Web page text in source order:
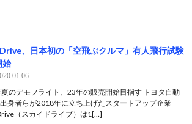
、日本初の「空飛ぶクルマ」有人飛行試験
始
のデモフライト、23年の販売開始目指す トヨタ自動
身者らが2018年に立ち上げたスタートアップ企業
（スカイドライブ）は1[…]